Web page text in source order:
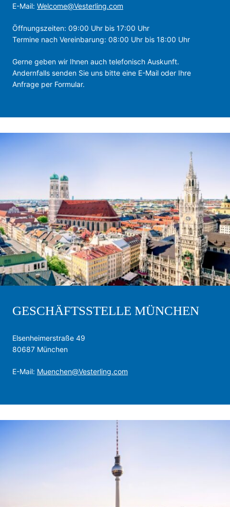
E-Mail: Welcome@Vesterling.com
Öffnungszeiten: 09:00 Uhr bis 17:00 Uhr
Termine nach Vereinbarung: 08:00 Uhr bis 18:00 Uhr
Gerne geben wir Ihnen auch telefonisch Auskunft.
Andernfalls senden Sie uns bitte eine E-Mail oder Ihre
Anfrage per Formular.
GESCHÄFTSSTELLE MÜNCHEN
Elsenheimerstraße 49
80687 München
E-Mail: Muenchen@Vesterling.com